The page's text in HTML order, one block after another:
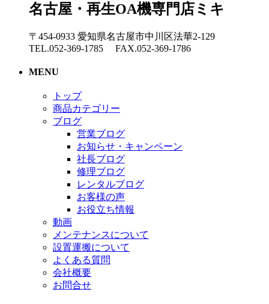
名古屋・再生OA機専門店ミキ
〒454-0933 愛知県名古屋市中川区法華2-129
TEL.052-369-1785 FAX.052-369-1786
MENU
トップ
商品カテゴリー
ブログ
営業ブログ
お知らせ・キャンペーン
社長ブログ
修理ブログ
レンタルブログ
お客様の声
お役立ち情報
動画
メンテナンスについて
設置運搬について
よくある質問
会社概要
お問合せ